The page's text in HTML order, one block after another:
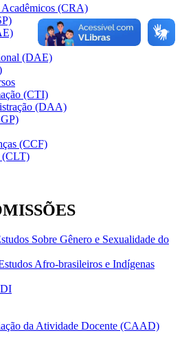
Acadêmicos (CRA)
(DAE)
(CTI)
(DAA)
(CCF)
(CLT)
Sobre Gênero e Sexualidade do
Afro-brasileiros e Indígenas
da Atividade Docente (CAAD)